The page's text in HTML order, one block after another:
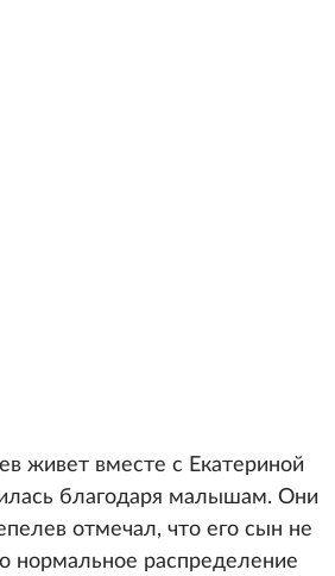
живет вместе с Екатериной
благодаря малышам. Они
отмечал, что его сын не
нормальное распределение